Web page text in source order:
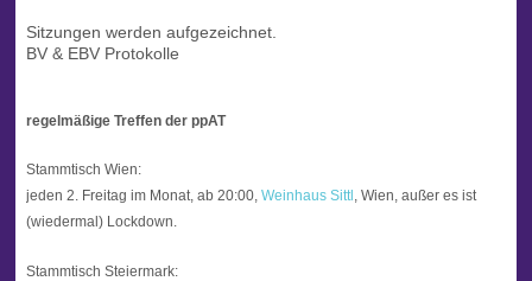
Sitzungen werden aufgezeichnet.
BV & EBV Protokolle
regelmäßige Treffen der ppAT
Stammtisch Wien:
jeden 2. Freitag im Monat, ab 20:00, Weinhaus Sittl , Wien, außer es ist
(wiedermal) Lockdown.
Stammtisch Steiermark: